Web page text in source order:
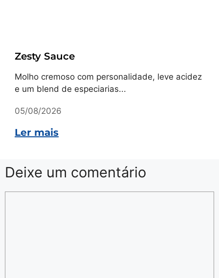
Zesty Sauce
Molho cremoso com personalidade, leve acidez
e um blend de especiarias...
05/08/2026
Ler mais
Deixe um comentário